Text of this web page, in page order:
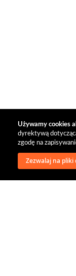
Używamy cookies
dyrektywą
zgodę na
Zezwalaj na pliki